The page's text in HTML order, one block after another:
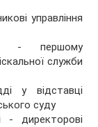
управління
- першому
служби
у відставці
суду
- директорові